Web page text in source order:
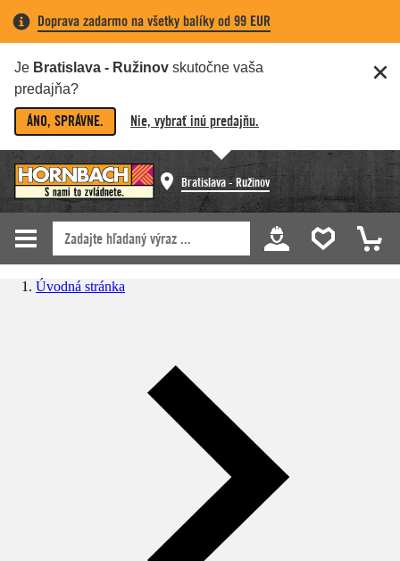
Doprava zadarmo na všetky balíky od 99 EUR
Je Bratislava - Ružinov skutočne vaša
predajňa?
ÁNO, SPRÁVNE. Nie, vybrať inú predajňu.
Bratislava - Ružinov
Úvodná stránka